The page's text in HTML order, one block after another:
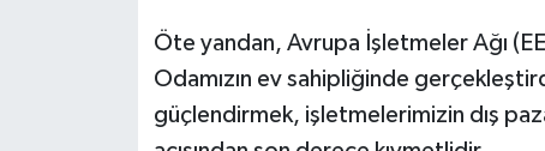
Öte yandan, Avrupa İşletmeler Ağı
Odamızın ev sahipliğinde
güçlendirmek, işletmelerimizin dış